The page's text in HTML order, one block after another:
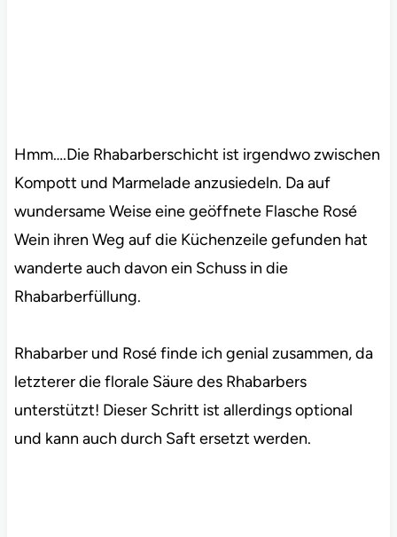
Hmm….Die Rhabarberschicht ist irgendwo zwischen
Kompott und Marmelade anzusiedeln. Da auf
wundersame Weise eine geöffnete Flasche Rosé
Wein ihren Weg auf die Küchenzeile gefunden hat
wanderte auch davon ein Schuss in die
Rhabarberfüllung.
Rhabarber und Rosé finde ich genial zusammen, da
letzterer die florale Säure des Rhabarbers
unterstützt! Dieser Schritt ist allerdings optional
und kann auch durch Saft ersetzt werden.